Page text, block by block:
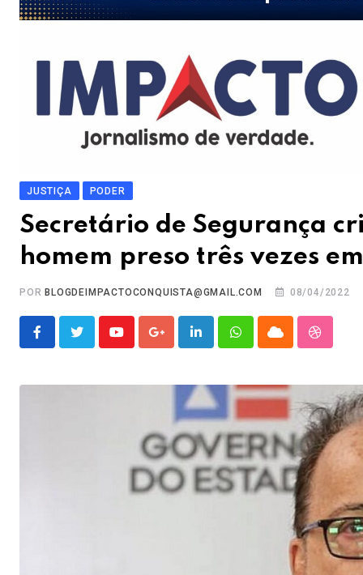
JUSTIÇA PODER
Secretário de Segurança
homem preso três vezes
POR BLOGDEIMPACTOCONQUISTA@GMAIL.COM 08/04/2022
YoutubeGoogle+LinkedInWhatsappCloud